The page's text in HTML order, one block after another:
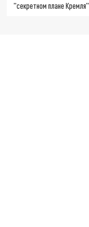
"секретном плане Кремля"